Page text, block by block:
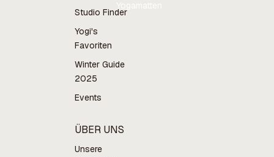
Studio Finder
Yogi's
Favoriten
Winter Guide
2025
Events
ÜBER UNS
Unsere